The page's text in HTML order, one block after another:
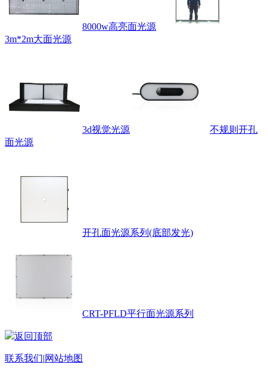
8000w高亮面光源
3m*2m大面光源
3d视觉光源
不规则开孔
面光源
开孔面光源系列(底部发光)
CRT-PFLD平行面光源系列
返回顶部
联系我们|网站地图